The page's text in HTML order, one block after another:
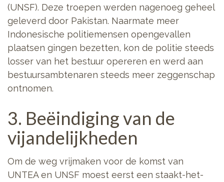
(UNSF). Deze troepen werden nagenoeg geheel
geleverd door Pakistan. Naarmate meer
Indonesische politiemensen opengevallen
plaatsen gingen bezetten, kon de politie steeds
losser van het bestuur opereren en werd aan
bestuursambtenaren steeds meer zeggenschap
ontnomen.
3. Beëindiging van de
vijandelijkheden
Om de weg vrijmaken voor de komst van
UNTEA en UNSF moest eerst een staakt-het-